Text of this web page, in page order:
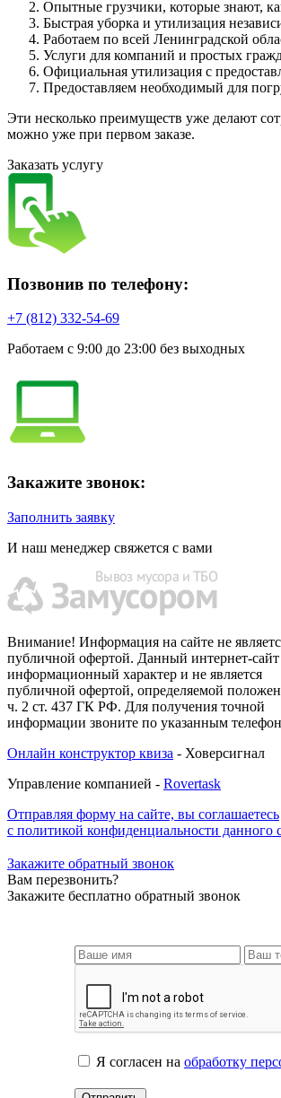
Опытные грузчики, которые знают,
Быстрая уборка и утилизация
Работаем по всей Ленинградской
Услуги для компаний и простых
Официальная утилизация с
Предоставляем необходимый для
Эти несколько преимуществ уже делают
можно уже при первом заказе.
Заказать услугу
Позвонив по телефону:
+7 (812) 332-54-69
Работаем с 9:00 до 23:00 без выходных
Закажите звонок:
Заполнить заявку
И наш менеджер свяжется с вами
Внимание! Информация на сайте не
публичной офертой. Данный интернет-
информационный характер и не является
публичной офертой, определяемой
ч. 2 ст. 437 ГК РФ. Для получения точной
информации звоните по указанным
Онлайн конструктор квиза - Ховерсигнал
Управление компанией - Rovertask
Отправляя форму на сайте, вы соглашаетесь
с политикой конфиденциальности данного
Закажите обратный звонок
Вам перезвонить?
Закажите бесплатно обратный звонок
Я согласен на обработку